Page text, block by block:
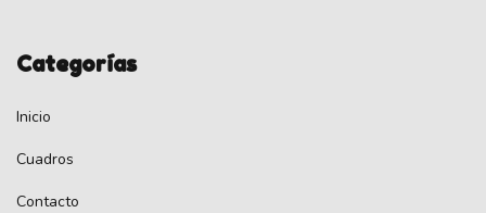
Categorías
Inicio
Cuadros
Contacto